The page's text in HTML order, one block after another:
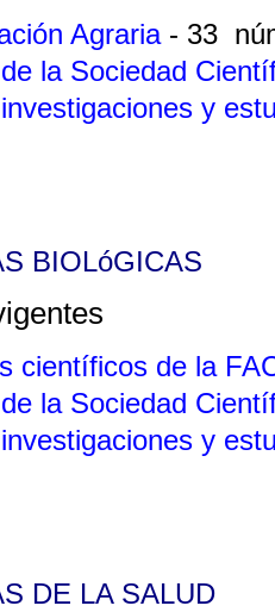
Agraria - 33
la Sociedad
y
BIOLóGICAS
científicos de la
la Sociedad
y
DE LA SALUD